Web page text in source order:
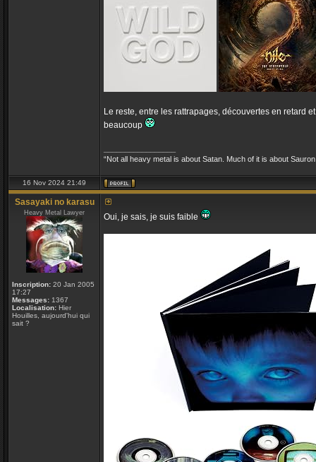
Le reste, entre les rattrapages, découvertes en retard
beaucoup
“Not all heavy metal is about Satan. Much of it is about
16 Nov 2024 21:49
Sasayaki no karasu
Heavy Metal Lawyer
Inscription: 20 Jan 2005
17:27
Messages: 1367
Localisation: Hier
Houilles, aujourd'hui qui
sait ?
Oui, je sais, je suis faible